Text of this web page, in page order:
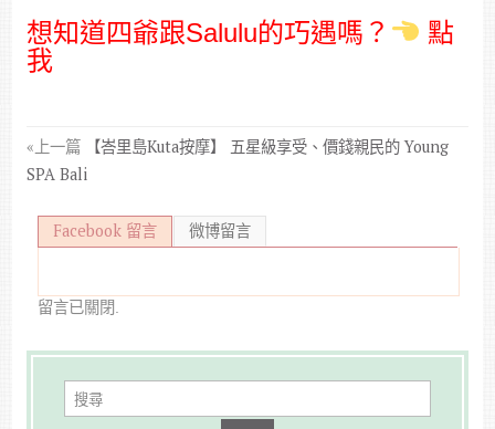
想知道四爺跟Salulu的巧遇嗎 ？
點
我
«上一篇
【峇里島Kuta按摩】 五星級享受、價錢親民的 Young
SPA Bali
Facebook 留言 微博留言
留言已關閉.